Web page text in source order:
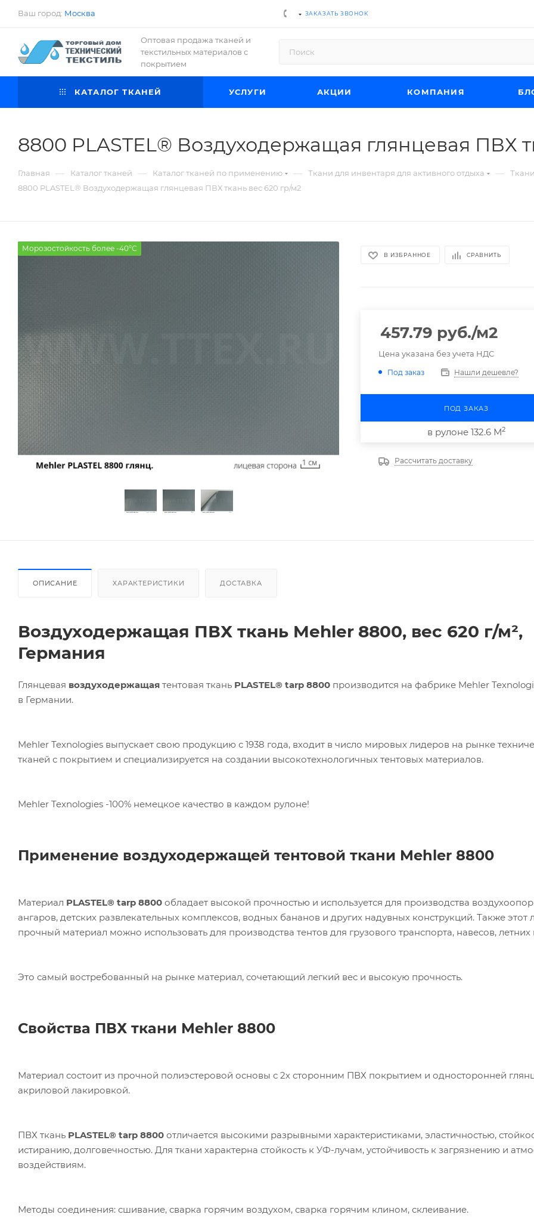
Ваш город: Москва ЗАКАЗАТЬ ЗВОНОК
Оптовая продажа тканей и
текстильных материалов с
покрытием
КАТАЛОГ ТКАНЕЙ УСЛУГИ АКЦИИ КОМПАНИЯ
8800 PLASTEL® Воздуходержащая глянцевая ПВХ
Главная — Каталог тканей — Каталог тканей по применению — Ткани для инвентаря для активного отдыха —
8800 PLASTEL® Воздуходержащая глянцевая ПВХ ткань вес 620 гр/м2
Морозостойкость более -40°С
В ИЗБРАННОЕ СРАВНИТЬ
457.79 руб./м2
Цена указана без учета НДС
Под заказ Нашли дешевле?
ПОД ЗАКАЗ
в рулоне 132.6 М2
Рассчитать доставку
ОПИСАНИЕ ХАРАКТЕРИСТИКИ ДОСТАВКА
Воздуходержащая ПВХ ткань Mehler 8800, вес 620 г/м²,
Германия
Глянцевая воздуходержащая тентовая ткань PLASTEL® tarp 8800 производится на фабрике Mehler
в Германии.
Mehler Texnologies выпускает свою продукцию с 1938 года, входит в число мировых лидеров на рынке
тканей с покрытием и специализируется на создании высокотехнологичных тентовых материалов.
Mehler Texnologies -100% немецкое качество в каждом рулоне!
Применение воздуходержащей тентовой ткани Mehler 8800
Материал PLASTEL® tarp 8800 обладает высокой прочностью и используется для производства
ангаров, детских развлекательных комплексов, водных бананов и других надувных конструкций. Также этот
прочный материал можно использовать для производства тентов для грузового транспорта, навесов, летних
Это самый востребованный на рынке материал, сочетающий легкий вес и высокую прочность.
Свойства ПВХ ткани Mehler 8800
Материал состоит из прочной полиэстеровой основы с 2х сторонним ПВХ покрытием и односторонней
акриловой лакировкой.
ПВХ ткань PLASTEL® tarp 8800 отличается высокими разрывными характеристиками, эластичностью,
истиранию, долговечностью. Для ткани характерна стойкость к УФ-лучам, устойчивость к загрязнению и
воздействиям.
Методы соединения: сшивание, сварка горячим воздухом, сварка горячим клином, склеивание.